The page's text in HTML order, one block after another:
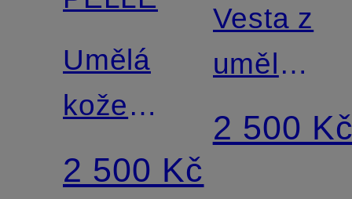
Umělá
kožešinová
cape
2 500 Kč
Vesta z
umělé
kožešiny
FREYA
2 500